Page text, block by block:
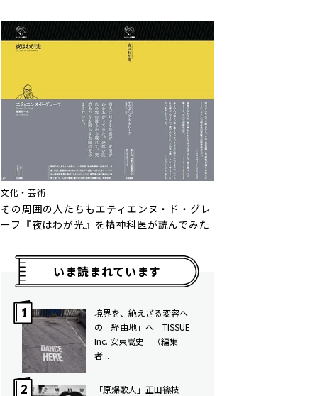
文化・芸術
その周囲の人たちも――エティエンヌ・ド・グレ
ーフ『夜はわが光』を精神科医が読んでみた
いま読まれています
境界を、絶えざる変容へ
の「経由地」へ TISSUE
Inc. 安東嵩史 （編集
者...
「原爆歌人」正田篠枝